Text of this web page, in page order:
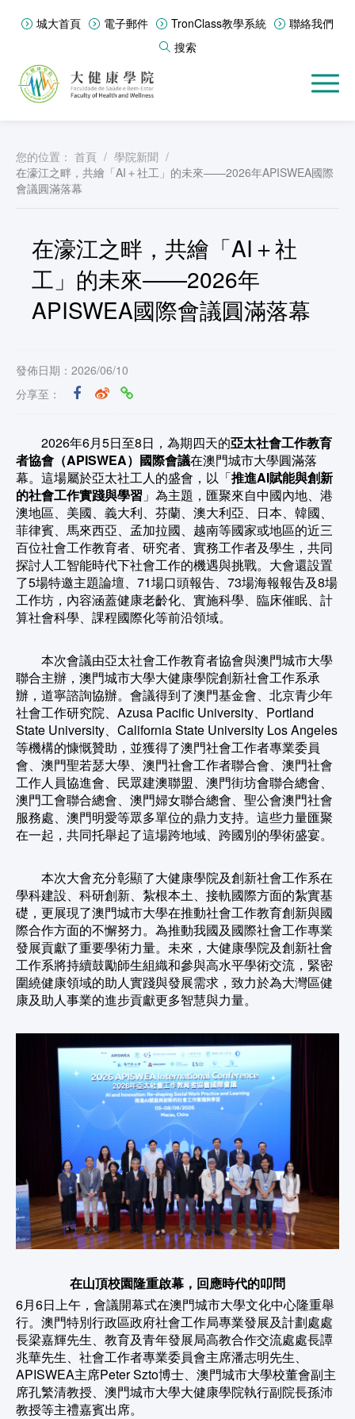
城大首頁 電子郵件 TronClass教學系統
聯絡我們
搜索
您的位置： 首頁 / 學院新聞 /
在濠江之畔，共繪「AI＋社工」的未來——2026年APISWEA國際
會議圓滿落幕
在濠江之畔，共繪「AI＋社
工」的未來——2026年
APISWEA國際會議圓滿落幕
發佈日期：2026/06/10
分享至：
2026年6月5日至8日，為期四天的亞太社會工作教育
者協會（APISWEA）國際會議在澳門城市大學圓滿落
幕。這場屬於亞太社工人的盛會，以「推進AI賦能與創新
的社會工作實踐與學習 」為主題，匯聚來自中國內地、港
澳地區、美國、義大利、芬蘭、澳大利亞、日本、韓國、
菲律賓、馬來西亞、孟加拉國、越南等國家或地區的近三
百位社會工作教育者、研究者、實務工作者及學生，共同
探討人工智能時代下社會工作的機遇與挑戰。大會還設置
了5場特邀主題論壇、71場口頭報告、73場海報報告及8場
工作坊，內容涵蓋健康老齡化、實施科學、臨床催眠、計
算社會科學、課程國際化等前沿領域。
本次會議由亞太社會工作教育者協會與澳門城市大學
聯合主辦，澳門城市大學大健康學院創新社會工作系承
辦，道寧諮詢協辦。會議得到了澳門基金會、北京青少年
社會工作研究院、Azusa Pacific University、Portland
State University、California State University Los Angeles
等機構的慷慨贊助，並獲得了澳門社會工作者專業委員
會、澳門聖若瑟大學、澳門社會工作者聯合會、澳門社會
工作人員協進會、民眾建澳聯盟、澳門街坊會聯合總會、
澳門工會聯合總會、澳門婦女聯合總會、聖公會澳門社會
服務處、澳門明愛等眾多單位的鼎力支持。這些力量匯聚
在一起，共同托舉起了這場跨地域、跨國別的學術盛宴。
本次大會充分彰顯了大健康學院及創新社會工作系在
學科建設、科研創新、紮根本土、接軌國際方面的紮實基
礎，更展現了澳門城市大學在推動社會工作教育創新與國
際合作方面的不懈努力。為推動我國及國際社會工作專業
發展貢獻了重要學術力量。未來，大健康學院及創新社會
工作系將持續鼓勵師生組織和參與高水平學術交流，緊密
圍繞健康領域的助人實踐與發展需求，致力於為大灣區健
康及助人事業的進步貢獻更多智慧與力量。
在山頂校園隆重啟幕，回應時代的叩問
6月6日上午，會議開幕式在澳門城市大學文化中心隆重舉
行。澳門特別行政區政府社會工作局專業發展及計劃處處
長梁嘉輝先生、教育及青年發展局高教合作交流處處長譚
兆華先生、社會工作者專業委員會主席潘志明先生、
APISWEA主席Peter Szto博士、澳門城市大學校董會副主
席孔繁清教授、澳門城市大學大健康學院執行副院長孫沛
教授等主禮嘉賓出席。